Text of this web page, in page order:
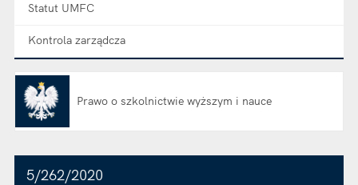
Statut UMFC
Kontrola zarządcza
Prawo o szkolnictwie wyższym i nauce
5/262/2020